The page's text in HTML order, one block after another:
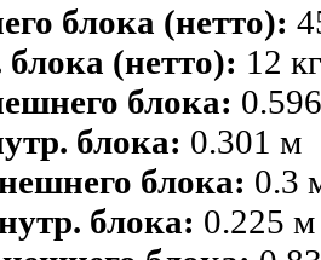
блока (нетто):
(нетто): 12 кг
блока:
блока: 0.301 м
блока: 0.3
блока: 0.225 м